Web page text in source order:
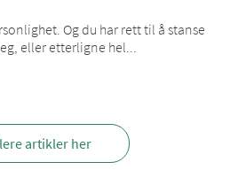
Og du har rett til å stanse
eller etterligne hel...
artikler her